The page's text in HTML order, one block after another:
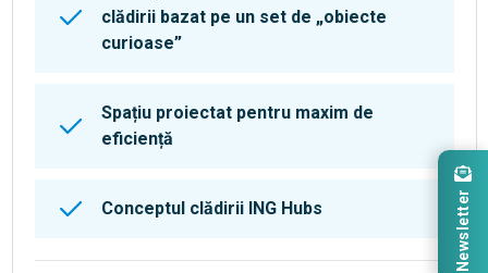
clădirii bazat pe un set de „obiecte
curioase”
Spațiu proiectat pentru maxim de
eficiență
Conceptul clădirii ING Hubs Newsletter